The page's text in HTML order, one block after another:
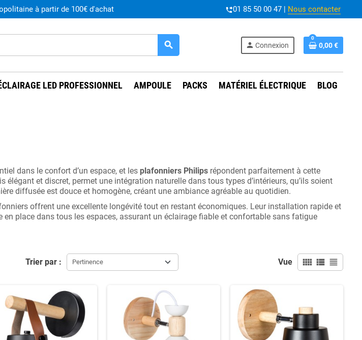
à partir de 100€ d'achat phone_forwarded01 85 50 00 47 | Nous contacter
search person Connexion
0
0,00 €
LED PROFESSIONNEL AMPOULE PACKS MATÉRIEL ÉLECTRIQUE BLOG
dans le confort d’un espace, et les plafonniers Philips répondent parfaitement à cette
élégant et discret, permet une intégration naturelle dans tous types d’intérieurs, qu’ils soient
diffusée est douce et homogène, créant une ambiance agréable au quotidien.
offrent une excellente longévité tout en restant économiques. Leur installation rapide et
place dans tous les espaces, assurant un éclairage fiable et confortable sans fatigue
Trier par : Pertinence Vue view_comfy view_list view_headline